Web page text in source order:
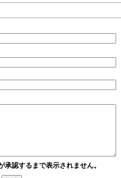
承認するまで表示されません。